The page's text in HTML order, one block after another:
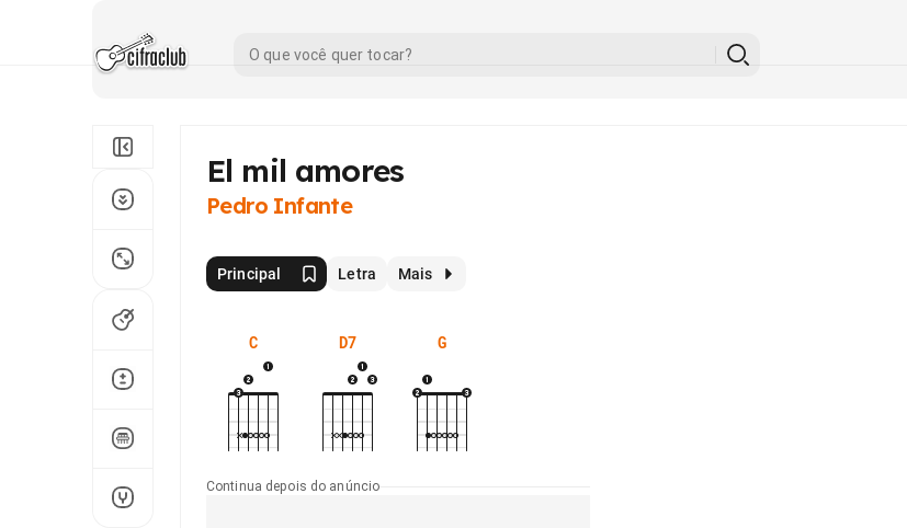
El mil amores
Pedro Infante
Principal Letra Mais
C D7 G
Continua depois do anúncio